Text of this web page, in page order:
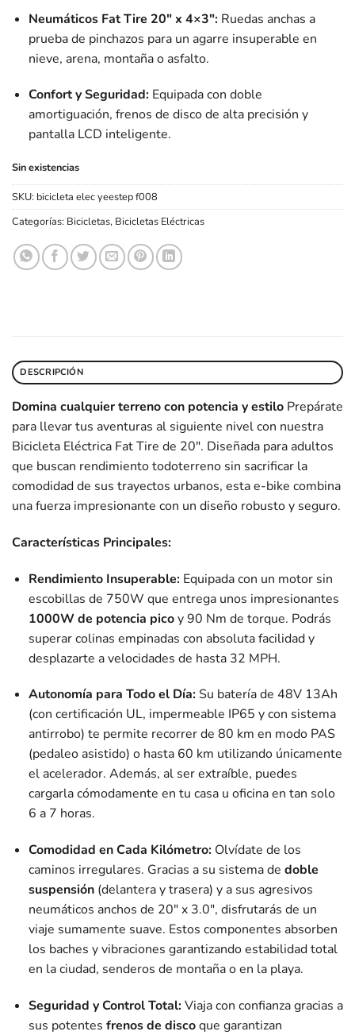
Neumáticos Fat Tire 20″ x 4×3″:Ruedas anchas a
prueba de pinchazos para un agarre insuperable en
nieve, arena, montaña o asfalto.
Confort y Seguridad:Equipada con doble
amortiguación, frenos de disco de alta precisión y
pantalla LCD inteligente.
Sin existencias
SKU: bicicleta elec yeestep f008
Categorías: Bicicletas, Bicicletas Eléctricas
DESCRIPCIÓN
Domina cualquier terreno con potencia y estilo Prepárate
para llevar tus aventuras al siguiente nivel con nuestra
Bicicleta Eléctrica Fat Tire de 20″. Diseñada para adultos
que buscan rendimiento todoterreno sin sacrificar la
comodidad de sus trayectos urbanos, esta e-bike combina
una fuerza impresionante con un diseño robusto y seguro.
Características Principales:
Rendimiento Insuperable:Equipada con un motor sin
escobillas de 750W que entrega unos impresionantes
1000W de potencia picoy 90 Nm de torque. Podrás
superar colinas empinadas con absoluta facilidad y
desplazarte a velocidades de hasta 32 MPH.
Autonomía para Todo el Día:Su batería de 48V 13Ah
(con certificación UL, impermeable IP65 y con sistema
antirrobo) te permite recorrer de 80 km en modo PAS
(pedaleo asistido) o hasta 60 km utilizando únicamente
el acelerador. Además, al ser extraíble, puedes
cargarla cómodamente en tu casa u oficina en tan solo
6 a 7 horas.
Comodidad en Cada Kilómetro:Olvídate de los
caminos irregulares. Gracias a su sistema de doble
suspensión(delantera y trasera) y a sus agresivos
neumáticos anchos de 20″ x 3.0″, disfrutarás de un
viaje sumamente suave. Estos componentes absorben
los baches y vibraciones garantizando estabilidad total
en la ciudad, senderos de montaña o en la playa.
Seguridad y Control Total:Viaja con confianza gracias a
sus potentes frenos de discoque garantizan